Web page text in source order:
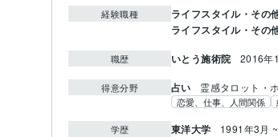
経験職種 ライフスタイル・その
ライフスタイル・その
職歴 いとう施術院 2016年
得意分野 占い 霊感タロット・
恋愛、仕事、人間関係
学歴 東洋大学 1991年3月